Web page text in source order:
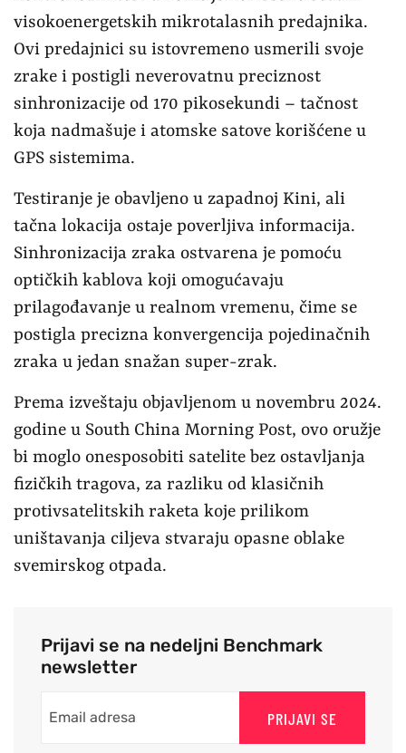
visokoenergetskih mikrotalasnih predajnika.
Ovi predajnici su istovremeno usmerili svoje
zrake i postigli neverovatnu preciznost
sinhronizacije od 170 pikosekundi – tačnost
koja nadmašuje i atomske satove korišćene u
GPS sistemima.
Testiranje je obavljeno u zapadnoj Kini, ali
tačna lokacija ostaje poverljiva informacija.
Sinhronizacija zraka ostvarena je pomoću
optičkih kablova koji omogućavaju
prilagođavanje u realnom vremenu, čime se
postigla precizna konvergencija pojedinačnih
zraka u jedan snažan super-zrak.
Prema izveštaju objavljenom u novembru 2024.
godine u South China Morning Post, ovo oružje
bi moglo onesposobiti satelite bez ostavljanja
fizičkih tragova, za razliku od klasičnih
protivsatelitskih raketa koje prilikom
uništavanja ciljeva stvaraju opasne oblake
svemirskog otpada.
Prijavi se na nedeljni Benchmark
newsletter
PRIJAVI SE